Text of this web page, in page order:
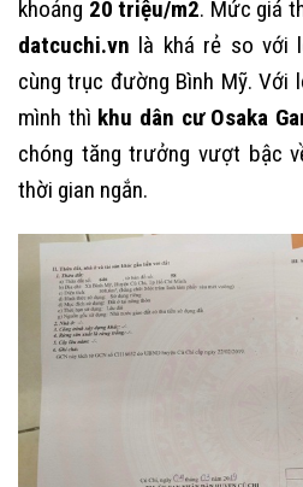
khoảng 20 triệu/m2. Mức giá
datcuchi.vn là khá rẻ so với
cùng trục đường Bình Mỹ. Với
mình thì khu dân cư Osaka
chóng tăng trưởng vượt bậc
thời gian ngắn.